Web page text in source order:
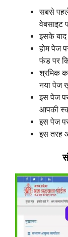
सबसे
वेबसाइट
इसके
होम पेज
फंड पर
श्रमिक
नया पेज
इस पेज
आपकी
इस पेज
इस तरह